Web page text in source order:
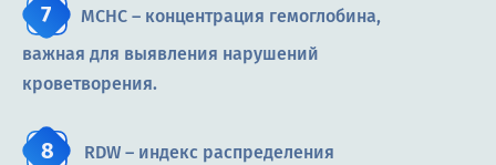
MCHC – концентрация гемоглобина,
важная для выявления нарушений
кроветворения.
RDW – индекс распределения